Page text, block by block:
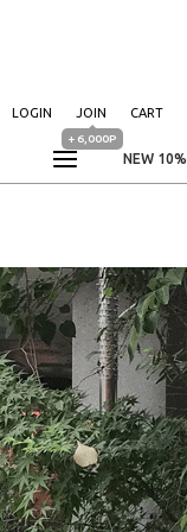
LOGIN JOIN
+ 6,000P
CART
NEW 10%